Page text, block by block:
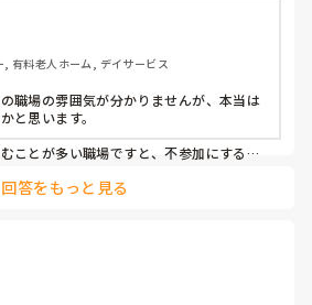
, 有料老人ホーム, デイサービス
職場の雰囲気が分かりませんが、本当は
と思います。
ことが多い職場ですと、不参加にする事
しょうか？矛盾しててすみません！
回答をもっと見る